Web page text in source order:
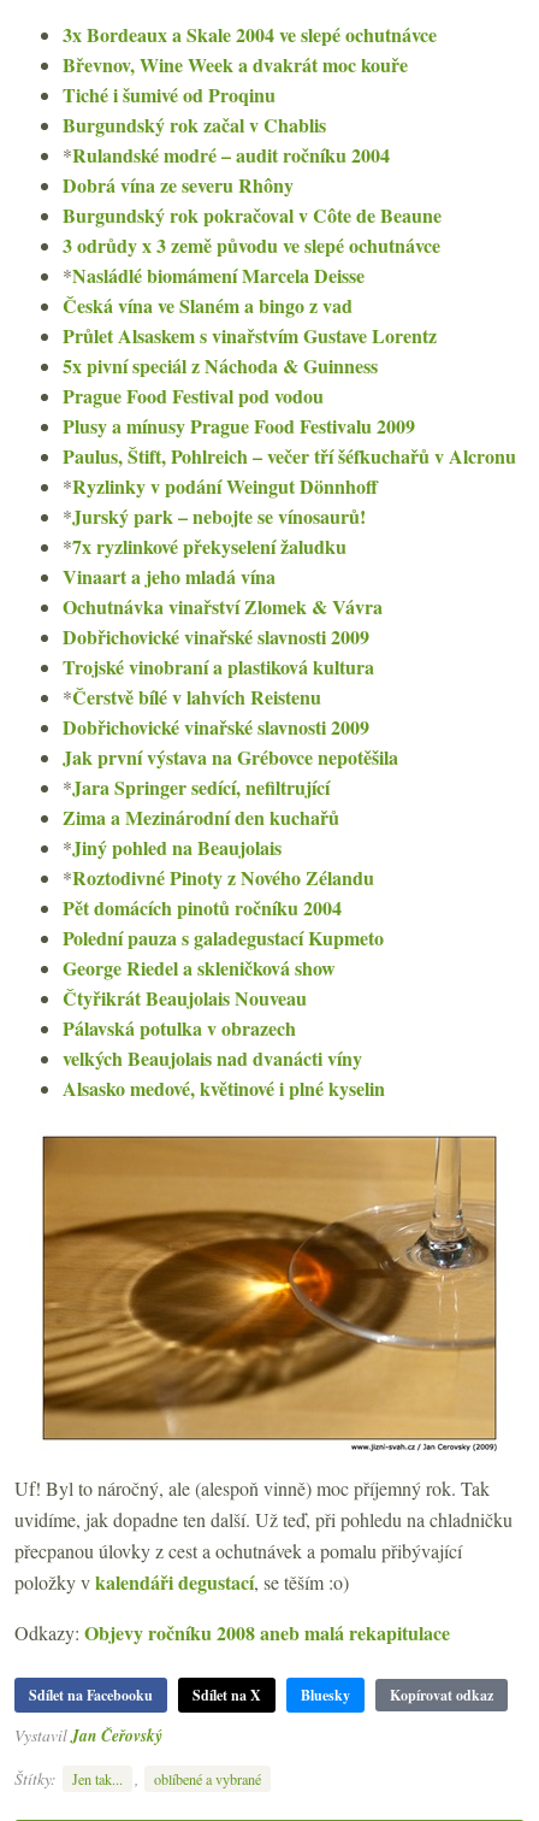
3x Bordeaux a Skale 2004 ve slepé ochutnávce
Břevnov, Wine Week a dvakrát moc kouře
Tiché i šumivé od Proqinu
Burgundský rok začal v Chablis
*Rulandské modré – audit ročníku 2004
Dobrá vína ze severu Rhôny
Burgundský rok pokračoval v Côte de Beaune
3 odrůdy x 3 země původu ve slepé ochutnávce
*Nasládlé biomámení Marcela Deisse
Česká vína ve Slaném a bingo z vad
Průlet Alsaskem s vinařstvím Gustave Lorentz
5x pivní speciál z Náchoda & Guinness
Prague Food Festival pod vodou
Plusy a mínusy Prague Food Festivalu 2009
Paulus, Štift, Pohlreich – večer tří šéfkuchařů v Alcronu
*Ryzlinky v podání Weingut Dönnhoff
*Jurský park – nebojte se vínosaurů!
*7x ryzlinkové překyselení žaludku
Vinaart a jeho mladá vína
Ochutnávka vinařství Zlomek & Vávra
Dobřichovické vinařské slavnosti 2009
Trojské vinobraní a plastiková kultura
*Čerstvě bílé v lahvích Reistenu
Dobřichovické vinařské slavnosti 2009
Jak první výstava na Grébovce nepotěšila
*Jara Springer sedící, nefiltrující
Zima a Mezinárodní den kuchařů
*Jiný pohled na Beaujolais
*Roztodivné Pinoty z Nového Zélandu
Pět domácích pinotů ročníku 2004
Polední pauza s galadegustací Kupmeto
George Riedel a skleničková show
Čtyřikrát Beaujolais Nouveau
Pálavská potulka v obrazech
velkých Beaujolais nad dvanácti víny
Alsasko medové, květinové i plné kyselin
Uf! Byl to náročný, ale (alespoň vinně) moc příjemný rok. Tak
uvidíme, jak dopadne ten další. Už teď, při pohledu na chladničku
přecpanou úlovky z cest a ochutnávek a pomalu přibývající
položky vkalendáři degustací, se těším :o)
Odkazy: Objevy ročníku 2008 aneb malá rekapitulace
Sdílet na Facebooku Sdílet na X Bluesky Kopírovat odkaz
Vystavil Jan Čeřovský
Štítky:
Jen tak... , oblíbené a vybrané